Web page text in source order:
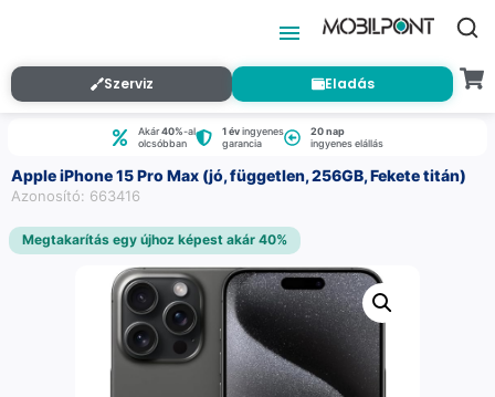
Szerviz Eladás
Akár40%-al
olcsóbban
1 évingyenes
garancia
20 nap
ingyenes elállás
Apple iPhone 15 Pro Max (jó, független, 256GB, Fekete titán)
Azonosító: 663416
Megtakarítás egy újhoz képest akár 40%